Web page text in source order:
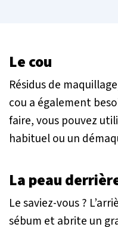
Le cou
Résidus de
cou a également
faire, vous pouvez
habituel ou un
La peau
Le saviez-vous ?
sébum et abrite un